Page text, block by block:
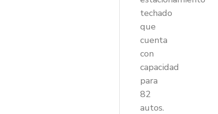
techado
que
cuenta
con
capacidad
para
82
autos.